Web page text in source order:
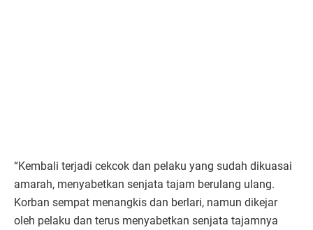
“Kembali terjadi cekcok dan pelaku yang sudah dikuasai
amarah, menyabetkan senjata tajam berulang ulang.
Korban sempat menangkis dan berlari, namun dikejar
oleh pelaku dan terus menyabetkan senjata tajamnya